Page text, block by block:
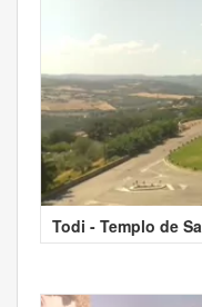
Todi - Templo de